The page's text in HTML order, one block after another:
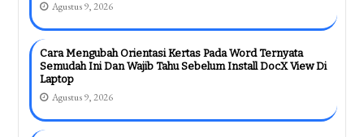
Agustus 9, 2026
Cara Mengubah Orientasi Kertas Pada Word Ternyata
Semudah Ini Dan Wajib Tahu Sebelum Install DocX View Di
Laptop
Agustus 9, 2026